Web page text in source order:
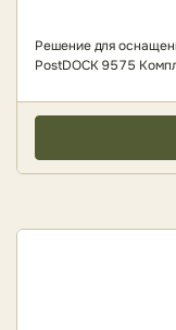
Решение для
PostDOCK 9575